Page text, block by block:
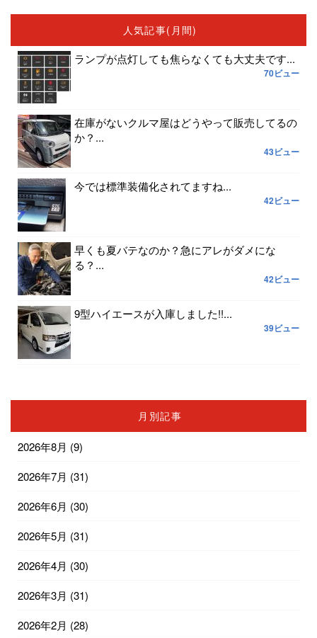
人気記事(月間)
ランプが点灯しても焦らなくても大丈夫です...
70ビュー
在庫がないクルマ屋はどうやって販売してるの
か？...
43ビュー
今では標準装備化されてますね...
42ビュー
早くも夏バテなのか？急にアレがダメにな
る？...
42ビュー
9型ハイエースが入庫しました!!...
39ビュー
月別記事
2026年8月 (9)
2026年7月 (31)
2026年6月 (30)
2026年5月 (31)
2026年4月 (30)
2026年3月 (31)
2026年2月 (28)